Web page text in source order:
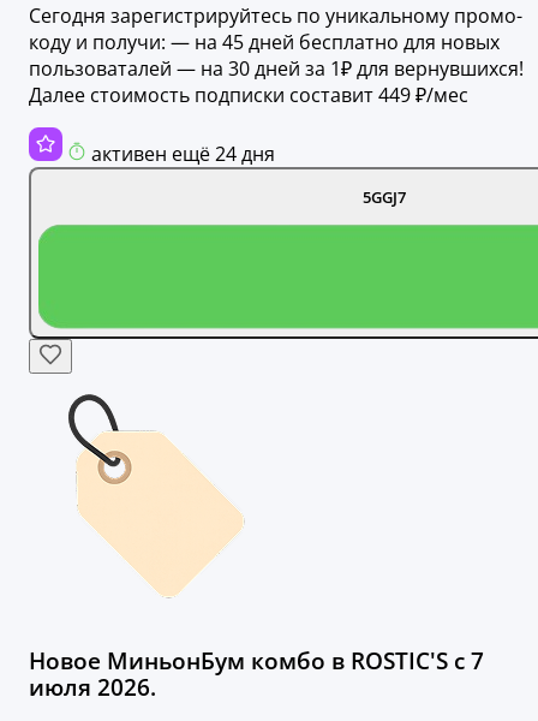
Сегодня зарегистрируйтесь по уникальному промо-
коду и получи: — на 45 дней бесплатно для новых
пользоваталей — на 30 дней за 1₽ для вернувшихся!
Далее стоимость подписки составит 449 ₽/мес
активен ещё 24 дня
5GGJ7
Новое МиньонБум комбо в ROSTIC'S с 7
июля 2026.